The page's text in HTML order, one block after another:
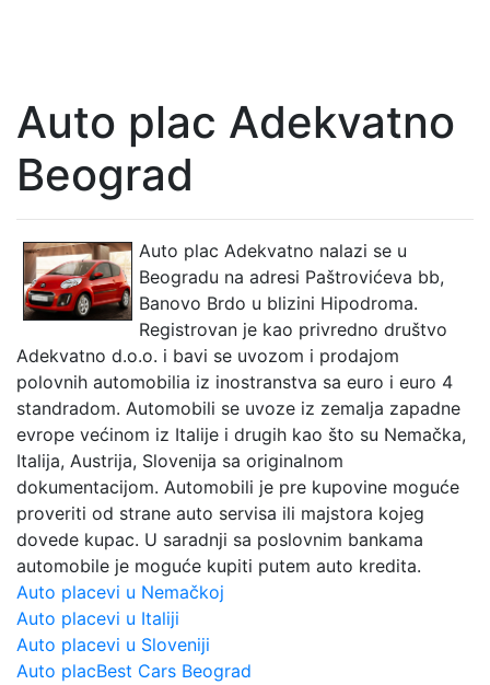
Auto plac Adekvatno
Beograd
Auto plac Adekvatno nalazi se u
Beogradu na adresi Paštrovićeva bb,
Banovo Brdo u blizini Hipodroma.
Registrovan je kao privredno društvo
Adekvatno d.o.o. i bavi se uvozom i prodajom
polovnih automobilia iz inostranstva sa euro i euro 4
standradom. Automobili se uvoze iz zemalja zapadne
evrope većinom iz Italije i drugih kao što su Nemačka,
Italija, Austrija, Slovenija sa originalnom
dokumentacijom. Automobili je pre kupovine moguće
proveriti od strane auto servisa ili majstora kojeg
dovede kupac. U saradnji sa poslovnim bankama
automobile je moguće kupiti putem auto kredita.
Auto placevi u Nemačkoj
Auto placevi u Italiji
Auto placevi u Sloveniji
Auto placBest Cars Beograd